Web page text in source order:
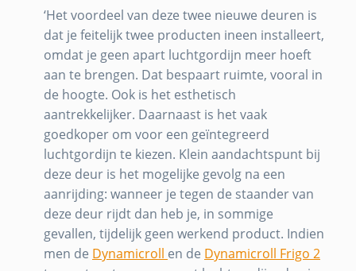
‘Het voordeel van deze twee nieuwe deuren is
dat je feitelijk twee producten ineen installeert,
omdat je geen apart luchtgordijn meer hoeft
aan te brengen. Dat bespaart ruimte, vooral in
de hoogte. Ook is het esthetisch
aantrekkelijker. Daarnaast is het vaak
goedkoper om voor een geïntegreerd
luchtgordijn te kiezen. Klein aandachtspunt bij
deze deur is het mogelijke gevolg na een
aanrijding: wanneer je tegen de staander van
deze deur rijdt dan heb je, in sommige
gevallen, tijdelijk geen werkend product. Indien
men de Dynamicroll en de Dynamicroll Frigo 2